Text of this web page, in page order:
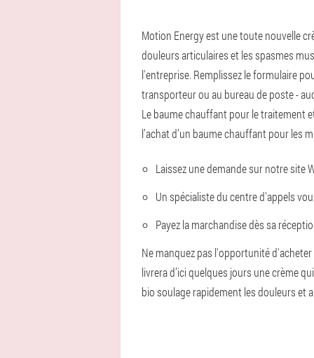
Motion Energy est une toute nouvelle
douleurs articulaires et les spasmes
l'entreprise. Remplissez le formulaire
transporteur ou au bureau de poste -
Le baume chauffant pour le traitement
l’achat d’un baume chauffant pour les
Laissez une demande sur notre site
Un spécialiste du centre d'appels
Payez la marchandise dès sa
Ne manquez pas l'opportunité
livrera d’ici quelques jours une crème
bio soulage rapidement les douleurs et